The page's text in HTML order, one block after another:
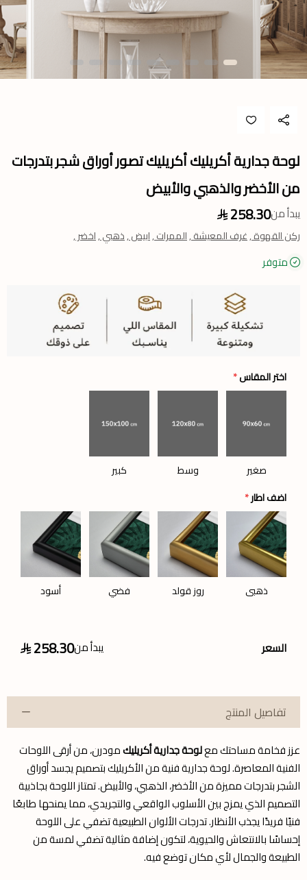
لوحة جدارية أكريليك أكريليك تصور أوراق شجر بتدرجات
من الأخضر والذهبي والأبيض
يبدأ من258.30
ركن القهوة ,غرف المعيشة ,الممرات ,ابيض ,ذهبي ,اخضر ,
متوفر
اختر المقاس*
صغير وسط
كبير
اضف اطار*
ذهبي روز قولد فضي أسود
السعر يبدأ من258.30
تفاصيل المنتج
عزز فخامة مساحتك معلوحة جدارية أكريليكمودرن، من أرقى اللوحات
الفنية المعاصرة. لوحة جدارية فنية من الأكريليك بتصميم يجسد أوراق
الشجر بتدرجات مميزة من الأخضر، الذهبي، والأبيض. تمتاز اللوحة بجاذبية
التصميم الذي يمزج بين الأسلوب الواقعي والتجريدي، مما يمنحها طابعًا
فنيًا فريدًا يجذب الأنظار. تدرجات الألوان الطبيعية تضفي على اللوحة
إحساسًا بالانتعاش والحيوية، لتكون إضافة مثالية تضفي لمسة من
الطبيعة والجمال لأي مكان توضع فيه.